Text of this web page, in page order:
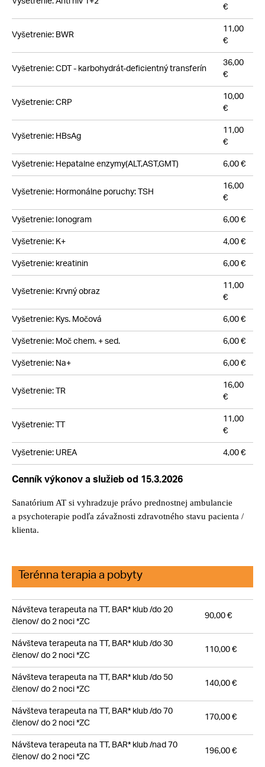
€
Vyšetrenie: BWR
11,00
€
Vyšetrenie: CDT - karbohydrát-deficientný transferín
36,00
€
Vyšetrenie: CRP
10,00
€
Vyšetrenie: HBsAg
11,00
€
Vyšetrenie: Hepatalne enzymy(ALT,AST,GMT)
6,00 €
Vyšetrenie: Hormonálne poruchy: TSH
16,00
€
Vyšetrenie: Ionogram
6,00 €
Vyšetrenie: K+
4,00 €
Vyšetrenie: kreatinin
6,00 €
Vyšetrenie: Krvný obraz
11,00
€
Vyšetrenie: Kys. Močová
6,00 €
Vyšetrenie: Moč chem. + sed.
6,00 €
Vyšetrenie: Na+
6,00 €
Vyšetrenie: TR
16,00
€
Vyšetrenie: TT
11,00
€
Vyšetrenie: UREA
4,00 €
Cenník výkonov a služieb od 15.3.2026
Sanatórium AT si vyhradzuje právo prednostnej ambulancie
a psychoterapie podľa závažnosti zdravotného stavu pacienta /
klienta.
Terénna terapia a pobyty
Návšteva terapeuta na TT, BAR* klub /do 20
členov/ do 2 noci *ZC
90,00 €
Návšteva terapeuta na TT, BAR* klub /do 30
členov/ do 2 noci *ZC
110,00 €
Návšteva terapeuta na TT, BAR* klub /do 50
členov/ do 2 noci *ZC
140,00 €
Návšteva terapeuta na TT, BAR* klub /do 70
členov/ do 2 noci *ZC
170,00 €
Návšteva terapeuta na TT, BAR* klub /nad 70
členov/ do 2 noci *ZC
196,00 €